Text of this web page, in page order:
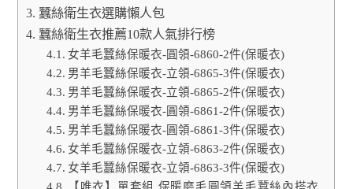
蠶絲衛生衣選購懶人包
蠶絲衛生衣推薦10款人氣排行榜
女羊毛蠶絲保暖衣-圓領-6860-2件(保暖衣)
男羊毛蠶絲保暖衣-立領-6865-3件(保暖衣)
男羊毛蠶絲保暖衣-立領-6865-2件(保暖衣)
男羊毛蠶絲保暖衣-圓領-6861-2件(保暖衣)
男羊毛蠶絲保暖衣-圓領-6861-3件(保暖衣)
女羊毛蠶絲保暖衣-立領-6863-2件(保暖衣)
女羊毛蠶絲保暖衣-立領-6863-3件(保暖衣)
【唯衣】單套組 保暖磨毛圓領羊毛蠶絲內搭衣